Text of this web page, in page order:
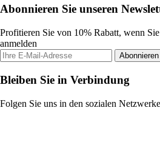
Abonnieren Sie unseren
Profitieren Sie von 10% Rabatt, wenn
anmelden
Abonnieren
Bleiben Sie in Verbindung
Folgen Sie uns in den sozialen